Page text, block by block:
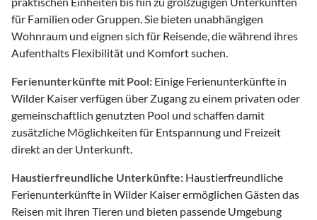
für Familien oder Gruppen. Sie bieten unabhängigen
Wohnraum und eignen sich für Reisende, die während ihres
Aufenthalts Flexibilität und Komfort suchen.
Ferienunterkünfte mit Pool: Einige Ferienunterkünfte in
Wilder Kaiser verfügen über Zugang zu einem privaten oder
gemeinschaftlich genutzten Pool und schaffen damit
zusätzliche Möglichkeiten für Entspannung und Freizeit
direkt an der Unterkunft.
Haustierfreundliche Unterkünfte: Haustierfreundliche
Ferienunterkünfte in Wilder Kaiser ermöglichen Gästen das
Reisen mit ihren Tieren und bieten passende Umgebung